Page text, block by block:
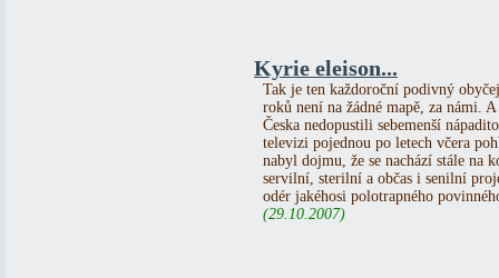
Kyrie eleison...
Tak je ten každoroční podivný
roků není na žádné mapě, za námi.
Česka nedopustili sebemenší
televizi pojednou po letech včera
nabyl dojmu, že se nachází stále na
servilní, sterilní a občas i senilní
odér jakéhosi polotrapného
(29.10.2007)